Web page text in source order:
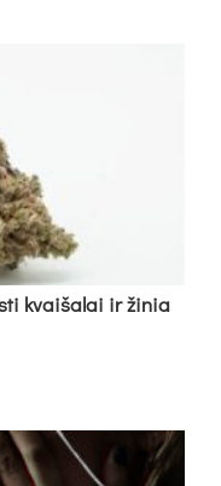
kvai­ša­lai ir ži­nia